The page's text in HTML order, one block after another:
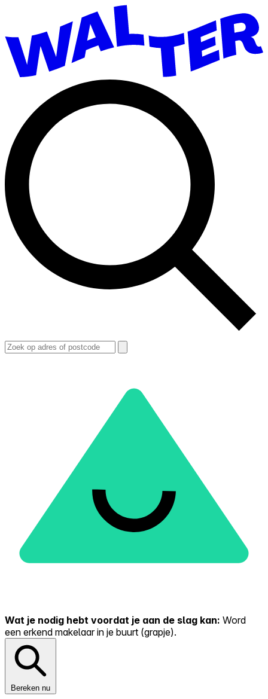
Wat je nodig hebt voordat je aan de slag kan: Word
een erkend makelaar in je buurt (grapje).
Bereken nu